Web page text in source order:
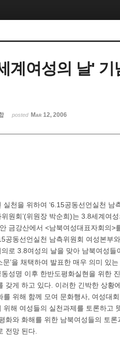
계여성의 날'
posted Mar 12, 2006
실천을 위하여 ‘6.15공동선언실천 남
원회’(위원장 박순희)는 3.8세계여
금강산에서 <남북여성대표자회의>
공동선언실천 남측위원회 여성본부
로 3.8여성의 날을 맞아 남북여성들
문’을 채택하여 발표한 매우 의미 있
성명 이후 한반도평화실현을 위한
갖게 하고 있다. 이러한 긴박한 상황
를 위해 함께 모여 문화행사, 여성대
위해 여성들의 실천과제를 토론하고
화와 화해를 위한 남북여성들의 토
전망 된다.